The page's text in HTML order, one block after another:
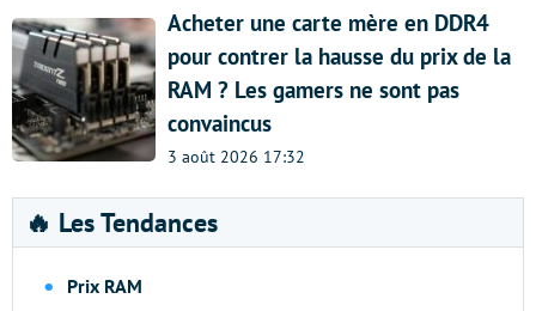
Acheter une carte mère en DDR4
pour contrer la hausse du prix de la
RAM ? Les gamers ne sont pas
convaincus
3 août 2026 17:32
🔥 Les Tendances
Prix RAM